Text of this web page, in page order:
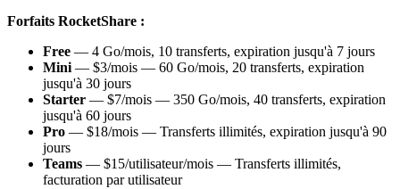
Forfaits RocketShare :
Free — 4 Go/mois, 10 transferts, expiration jusqu'à 7 jours
Mini — $3/mois — 60 Go/mois, 20 transferts, expiration
jusqu'à 30 jours
Starter — $7/mois — 350 Go/mois, 40 transferts, expiration
jusqu'à 60 jours
Pro — $18/mois — Transferts illimités, expiration jusqu'à 90
jours
Teams — $15/utilisateur/mois — Transferts illimités,
facturation par utilisateur